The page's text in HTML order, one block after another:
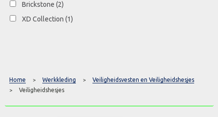
Brickstone (2)
XD Collection (1)
Home > Werkkleding > Veiligheidsvesten en Veiligheidshesjes
> Veiligheidshesjes